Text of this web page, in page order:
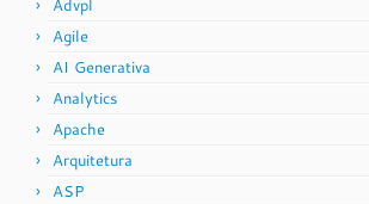
Advpl
Agile
AI Generativa
Analytics
Apache
Arquitetura
ASP